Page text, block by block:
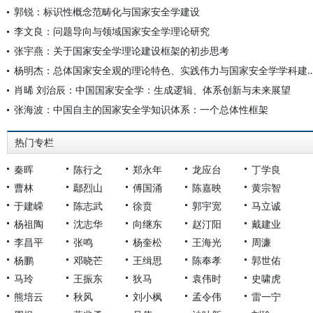
郭锐：标识性概念范畴化与国家安全学建设
李文良：问题导向与领域国家安全学理论研究
张宇燕：关于国家安全学理论建设框架的初步思考
杨明杰：总体国家安全观的理
肖晞 刘治辰：中国国家安全学：生成逻辑、体系创新与未来展望
张海波：中国自主的国家安全学知识体系：一个总体性框架
热门专栏
秦晖 陈行之 郑永年 龙应台
丁学良
曹林
鄢烈山 傅国涌 陈嘉映
黄宗智
于建嵘
陈志武 徐贲 郭宇宽
马立诚
杨祖陶
沈志华 向继东 赵汀阳
戴建业
李昌平
张鸣 杨奎松 王海光
周濂
杨鹏
邓晓芒 王缉思 陈奉孝
郭世佑
马玲
王振东 狄马 袁伟时
史啸虎
熊培云
秋风 刘小枫 孟令伟
雷一宁